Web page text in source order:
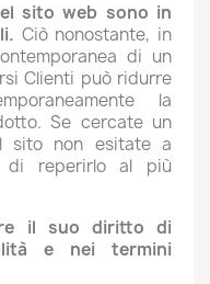
sito web sono in
Ciò nonostante, in
di un
Clienti può ridurre
la
Se cercate un
sito non esitate a
di reperirlo al più
il suo diritto di
e nei termini